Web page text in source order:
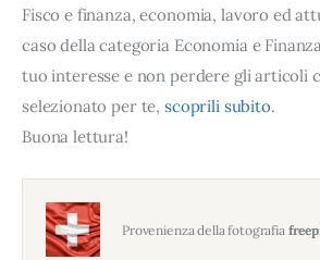
Fisco e finanza, economia, lavoro ed
caso della categoria Economia e
tuo interesse e non perdere gli articoli
selezionato per te, scoprili subito.
Buona lettura!
Provenienza della fotografia